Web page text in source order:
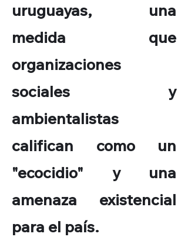
uruguayas, una
medida que
organizaciones
sociales y
ambientalistas
califican como un
"ecocidio" y una
amenaza existencial
para el país.